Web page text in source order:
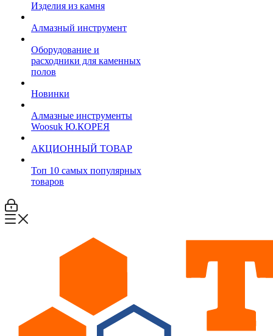
Изделия из камня
Алмазный инструмент
Оборудование и
расходники для каменных
полов
Новинки
Алмазные инструменты
Woosuk Ю.КОРЕЯ
АКЦИОННЫЙ ТОВАР
Топ 10 самых популярных
товаров